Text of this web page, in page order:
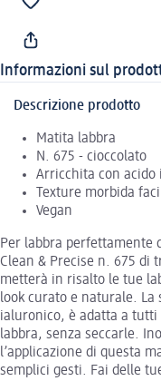
Informazioni sul
Descrizione prodotto
Matita labbra
N. 675 - cioccolato
Arricchita con acido
Texture morbida
Vegan
Per labbra perfettamente
Clean & Precise n. 675 di
metterà in risalto le tue
look curato e naturale.
ialuronico, è adatta a
labbra, senza seccarle.
l’applicazione di questa
semplici gesti. Fai delle